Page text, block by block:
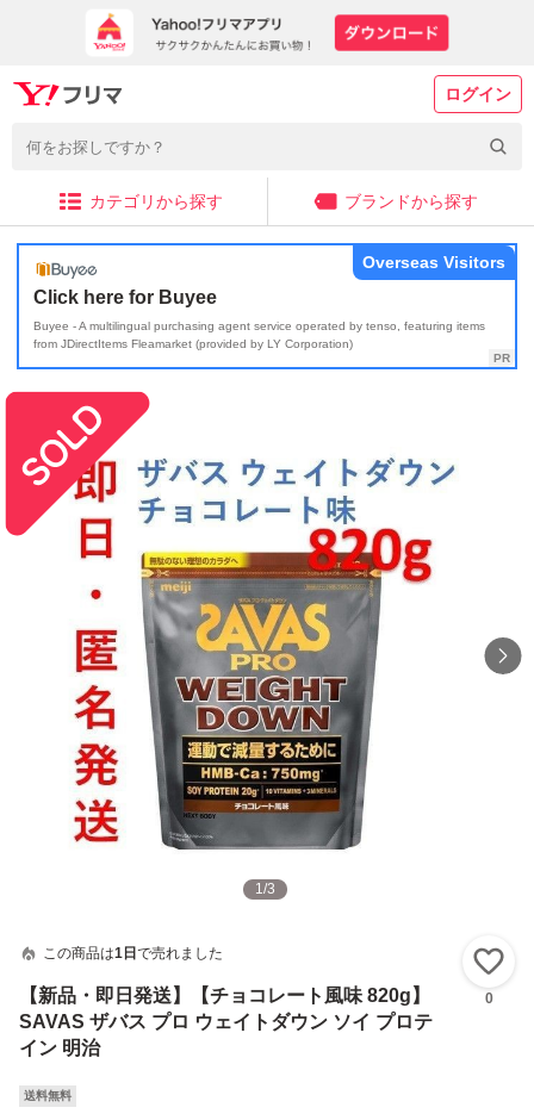
ログイン
カテゴリから探す ブランドから探す
Click here for Buyee
Buyee - A multilingual purchasing agent service operated by tenso, featuring items
from JDirectItems Fleamarket (provided by LY Corporation)
Overseas Visitors
1/3
この商品は1日 で売れました
【新品・即日発送】【チョコレート風味 820g】
SAVAS ザバス プロ ウェイトダウン ソイ プロテ
イン 明治
0
送料無料